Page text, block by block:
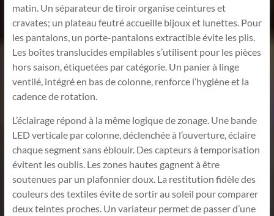
matin. Un séparateur de tiroir organise ceintures et
cravates; un plateau feutré accueille bijoux et lunettes. Pour
les pantalons, un porte-pantalons extractible évite les plis.
Les boîtes translucides empilables s’utilisent pour les pièces
hors saison, étiquetées par catégorie. Un panier à linge
ventilé, intégré en bas de colonne, renforce l’hygiène et la
cadence de rotation.
L’éclairage répond à la même logique de zonage. Une bande
LED verticale par colonne, déclenchée à l’ouverture, éclaire
chaque segment sans éblouir. Des capteurs à temporisation
évitent les oublis. Les zones hautes gagnent à être
soutenues par un plafonnier doux. La restitution fidèle des
couleurs des textiles évite de sortir au soleil pour comparer
deux teintes proches. Un variateur permet de passer d’une